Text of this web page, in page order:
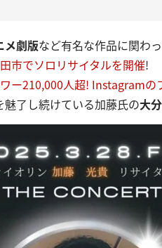
メ劇版など有名な作品に関わ
市でソロリサイタルを開催!
ー210,000人超! Instagramの
魅了し続けている加藤氏の大